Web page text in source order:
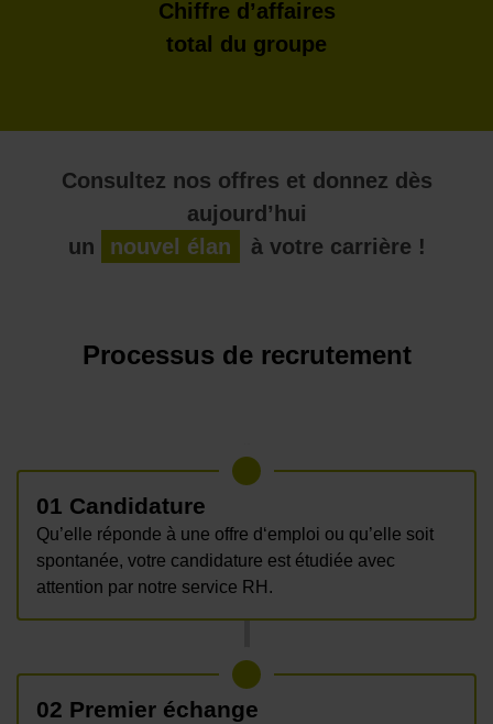
Chiffre d’affaires
total du groupe
Consultez nos offres et donnez dès
aujourd’hui
un
nouvel élan à votre carrière !
Processus de recrutement
01 Candidature
Qu’elle réponde à une offre d‘emploi ou qu’elle soit
spontanée, votre candidature est étudiée avec
attention par notre service RH.
02 Premier échange